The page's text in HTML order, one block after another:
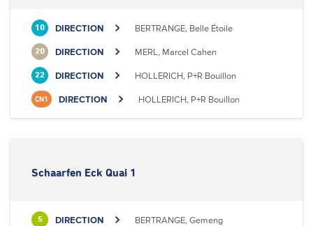
10 DIRECTION BERTRANGE, Belle Étoile
20 DIRECTION MERL, Marcel Cahen
22 DIRECTION HOLLERICH, P+R Bouillon
CN1 DIRECTION HOLLERICH, P+R Bouillon
Schaarfen Eck Quai 1
5 DIRECTION BERTRANGE, Gemeng